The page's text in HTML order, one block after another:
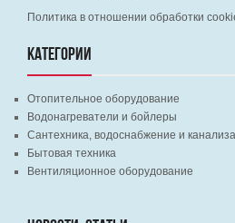
Политика в отношении обработки
КАТЕГОРИИ
Отопительное оборудование
Водонагреватели и бойлеры
Сантехника, водоснабжение и
Бытовая техника
Вентиляционное оборудование